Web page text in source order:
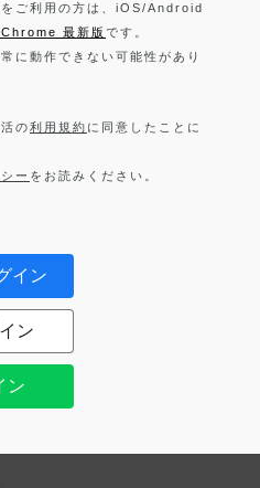
ご利用の方は、iOS/Android
最新版 です。
に動作できない可能性があり
の利用規約 に同意したことに
ー をお読みください。
イン
ン
ン